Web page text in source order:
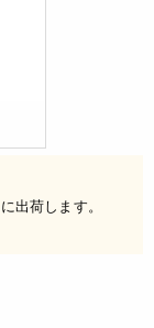
に出荷します。